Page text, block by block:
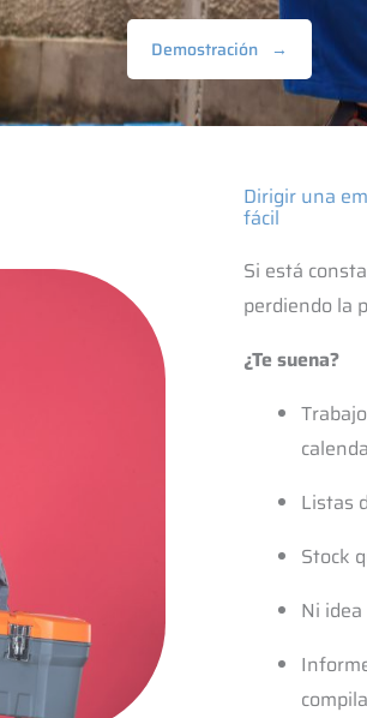
Demostración →
Dirigir una
fácil
Si está
perdiendo la
¿Te suena?
Listas
Stock
Ni